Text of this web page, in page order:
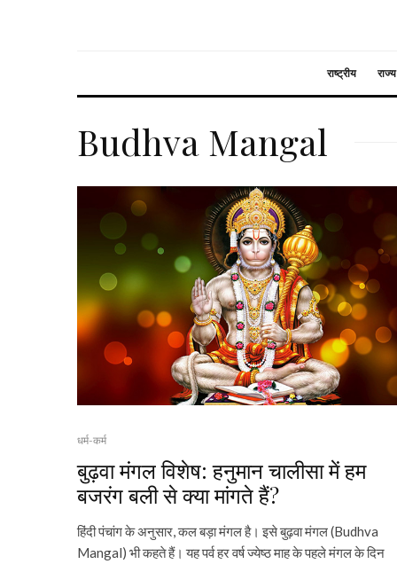
राष्ट्रीय राज्य
Budhva Mangal
धर्म-कर्म
बुढ़वा मंगल विशेष: हनुमान चालीसा में हम
बजरंग बली से क्या मांगते हैं?
हिंदी पंचांग के अनुसार, कल बड़ा मंगल है। इसे बुढ़वा मंगल (Budhva
Mangal) भी कहते हैं। यह पर्व हर वर्ष ज्येष्ठ माह के पहले मंगल के दिन